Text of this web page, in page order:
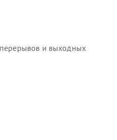
и выходных